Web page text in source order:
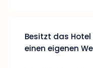
Besitzt das
einen eigenen